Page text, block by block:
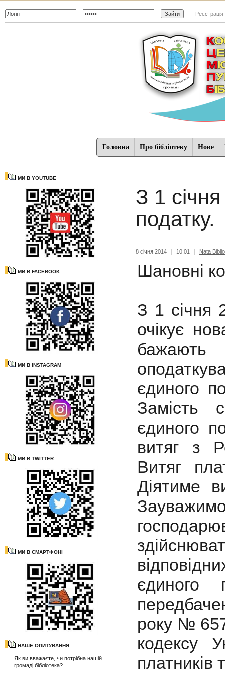
Реєстрація
Головна Про бібліотеку Нове
МИ В YOUTUBE
МИ В FACEBOOK
МИ В INSTAGRAM
МИ В TWITTER
МИ В СМАРТФОНІ
НАШЕ ОПИТУВАННЯ
Як ви вважаєте, чи потрібна нашій
громаді бібліотека?
З 1
податку.
8 січня 2014 | 10:01 | Nata
Шановні
З 1 січня
очікує
єдиного
Замість
єдиного
витяг з
Витяг
Діятиме
єдиного
року №
кодексу